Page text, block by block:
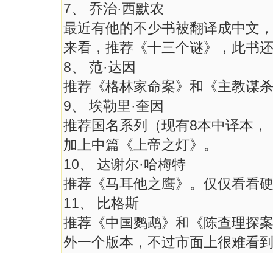
7、 乔治·西默农
最近有他的不少书被翻译成中文
来看，推荐《十三个谜》，此书
8、 范·达因
推荐《格林家命案》和《主教谋
9、 埃勒里·奎因
推荐国名系列（现有8本中译本
加上中篇《上帝之灯》。
10、 达谢尔·哈梅特
推荐《马耳他之鹰》。仅仅看看
11、 比格斯
推荐《中国鹦鹉》和《陈查理探
外一个版本，不过市面上很难看